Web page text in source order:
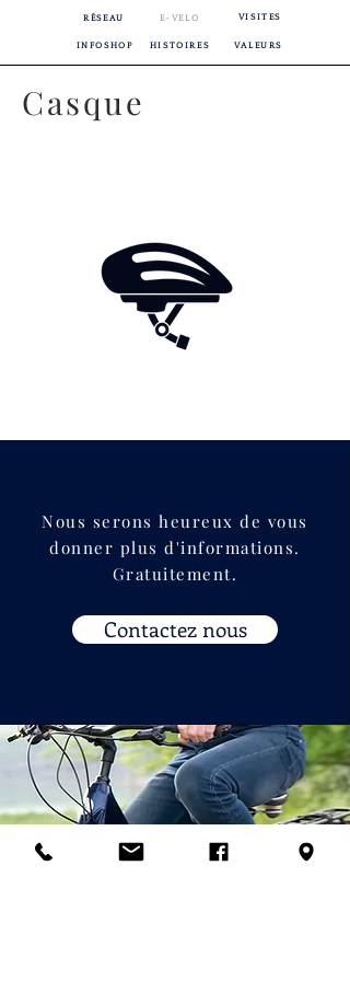
RÉSEAU E-VELO VISITES
INFOSHOP HISTOIRES VALEURS
Casque
Nous serons heureux de vous
donner plus d'informations.
Gratuitement.
Contactez nous